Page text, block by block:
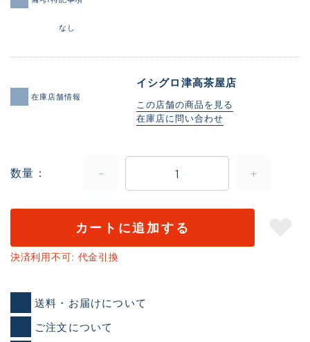
なし
在庫店舗情報
イシグロ津高茶屋店
この店舗の商品を見る
在庫店に問い合わせ
数量
カートに追加する
決済利用不可: 代金引換
送料・お届けについて
ご注文について